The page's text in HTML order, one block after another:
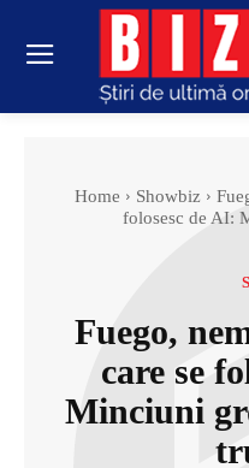
Home Showbiz
folosesc de AI:
Fuego,
care se
Minciuni